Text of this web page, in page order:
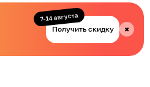
Получить скидку
7-14 августа
✖